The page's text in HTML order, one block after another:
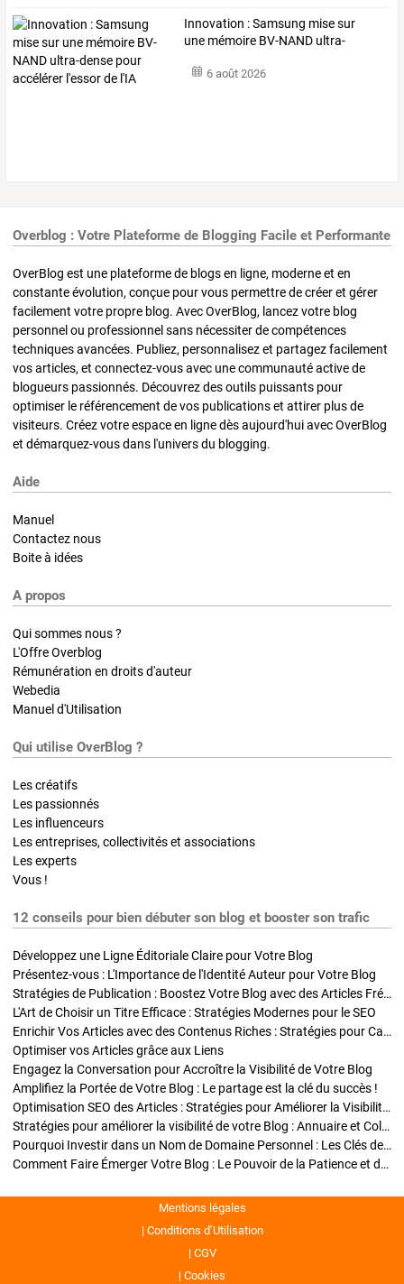
Innovation :Samsung misesur
une mémoire BV-NAND ultra-
6 août 2026
Overblog : Votre Plateforme de Blogging Facile et Performante
OverBlog est une plateforme de blogs en ligne, moderne et en
constante évolution, conçue pour vous permettre de créer et gérer
facilement votre propre blog. Avec OverBlog, lancez votre blog
personnel ou professionnel sans nécessiter de compétences
techniques avancées. Publiez, personnalisez et partagez facilement
vos articles, et connectez-vous avec une communauté active de
blogueurs passionnés. Découvrez des outils puissants pour
optimiser le référencement de vos publications et attirer plus de
visiteurs. Créez votre espace en ligne dès aujourd'hui avec OverBlog
et démarquez-vous dans l'univers du blogging.
Aide
Manuel
Contactez nous
Boite à idées
A propos
Qui sommes nous ?
L'Offre Overblog
Rémunération en droits d'auteur
Webedia
Manuel d'Utilisation
Qui utilise OverBlog ?
Les créatifs
Les passionnés
Les influenceurs
Les entreprises, collectivités et associations
Les experts
Vous !
12 conseils pour bien débuter son blog et booster son trafic
Développez une Ligne Éditoriale Claire pour Votre Blog
Présentez-vous : L'Importance de l'Identité Auteur pour Votre Blog
Stratégies de Publication : Boostez Votre Blog avec des Articles Fréquents et Exclusifs
L'Art de Choisir un Titre Efficace : Stratégies Modernes pour le SEO
Enrichir Vos Articles avec des Contenus Riches : Stratégies pour Captiver et Optimiser
Optimiser vos Articles grâce aux Liens
Engagez la Conversation pour Accroître la Visibilité de Votre Blog
Amplifiez la Portée de Votre Blog : Le partage est la clé du succès !
Optimisation SEO des Articles : Stratégies pour Améliorer la Visibilité de Votre Blog
Stratégies pour améliorer la visibilité de votre Blog : Annuaire et Collaborations
Pourquoi Investir dans un Nom de Domaine Personnel : Les Clés de la Réussite de Votre Blog
Comment Faire Émerger Votre Blog : Le Pouvoir de la Patience et de la Persévérance
Mentions légales
Conditions d’Utilisation
CGV
Cookies